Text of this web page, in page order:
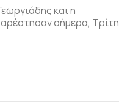
και η
σήμερα, Τρίτη